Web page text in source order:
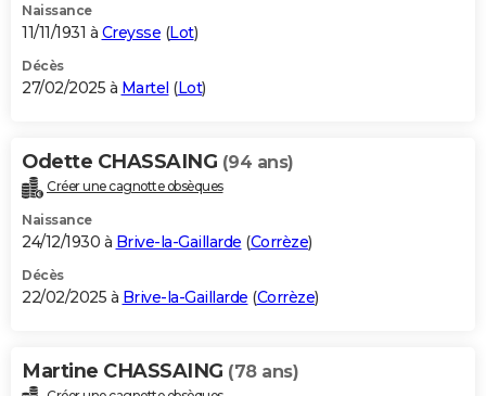
Naissance
11/11/1931 à Creysse (Lot)
Décès
27/02/2025 à Martel (Lot)
Odette CHASSAING (94 ans)
Créer une cagnotte obsèques
Naissance
24/12/1930 à Brive-la-Gaillarde (Corrèze)
Décès
22/02/2025 à Brive-la-Gaillarde (Corrèze)
Martine CHASSAING (78 ans)